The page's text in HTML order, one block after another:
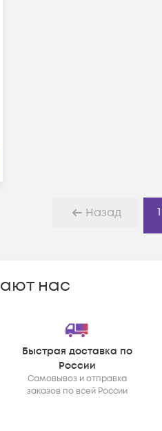
Назад 1
нас
Быстрая доставка по
России
Самовывоз и отправка
заказов по всей России